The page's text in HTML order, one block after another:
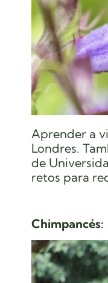
Aprender a
Londres.
de
retos para
Chimpancés: